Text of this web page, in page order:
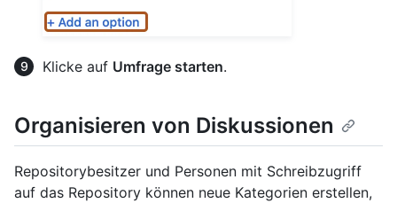
Klicke auf Umfrage starten.
Organisieren von Diskussionen
Repositorybesitzer und Personen mit Schreibzugriff
auf das Repository können neue Kategorien erstellen,